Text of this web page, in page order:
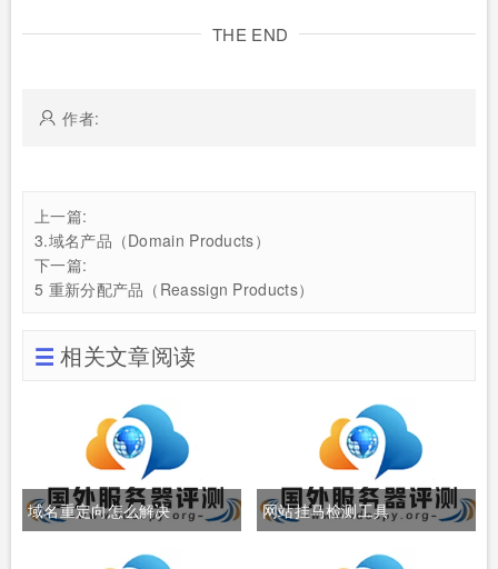
THE END
作者:
上一篇:
3.域名产品（Domain Products）
下一篇:
5 重新分配产品（Reassign Products）
相关文章阅读
域名重定向怎么解决 网站挂马检测工具